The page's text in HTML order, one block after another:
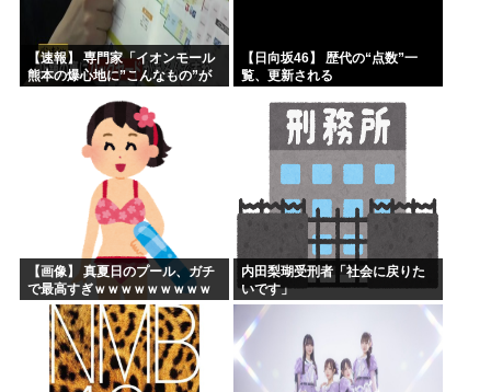
【速報】 専門家「イオンモール
熊本の爆心地に”こんなもの”が
【日向坂46】 歴代の“点数”一
覧、更新される
【画像】 真夏日のプール、ガチ
で最高すぎｗｗｗｗｗｗｗｗｗ
内田梨瑚受刑者「社会に戻りた
いです」